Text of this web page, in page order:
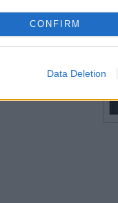
CONFIRM
Data Deletion